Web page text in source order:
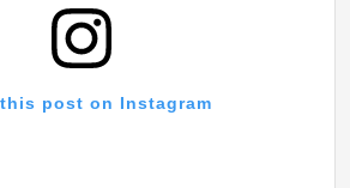
post on Instagram